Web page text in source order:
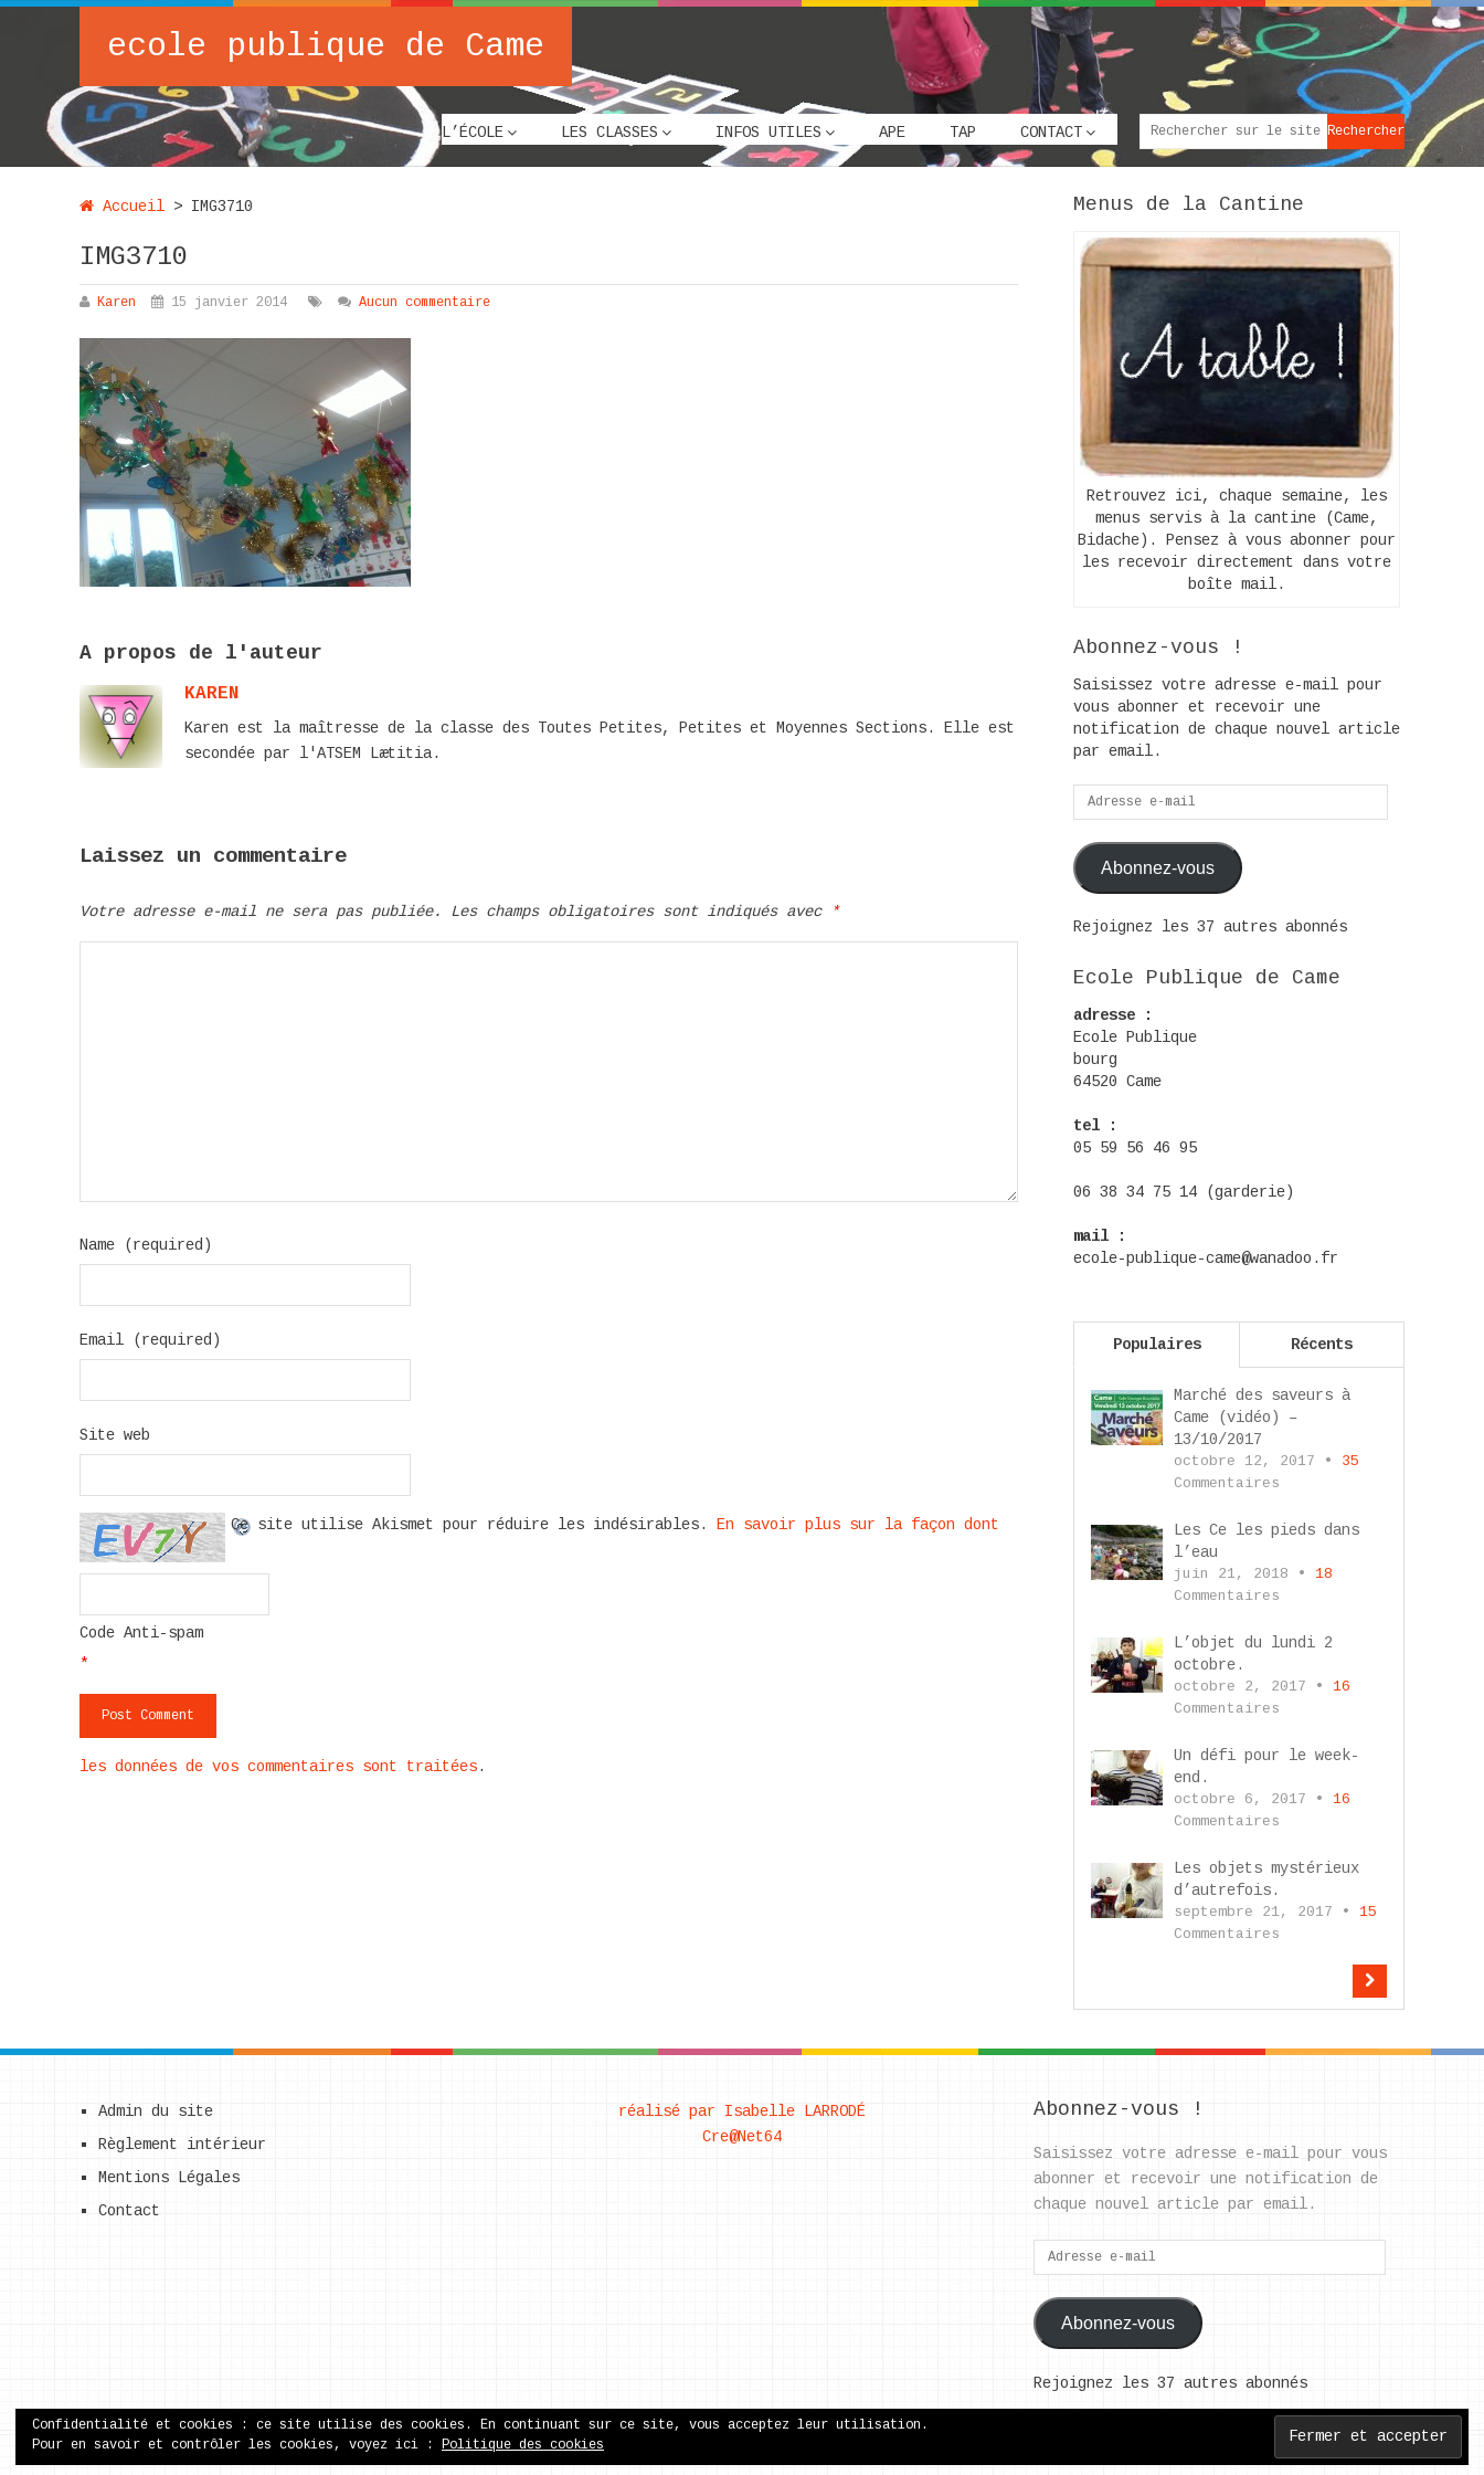
ecole publique de Came
L’ÉCOLE LES CLASSES INFOS UTILES APE TAP CONTACT
Accueil > IMG3710
IMG3710
Karen 15 janvier 2014 Aucun commentaire
A propos de l'auteur
KAREN
Karen est la maîtresse de la classe des Toutes Petites, Petites et Moyennes Sections. Elle est
secondée par l'ATSEM Lætitia.
Laissez un commentaire
Votre adresse e-mail ne sera pas publiée. Les champs obligatoires sont indiqués avec *
Name (required)
Email (required)
Site web
Code Anti-spam
*
Ce site utilise Akismet pour réduire les indésirables. En savoir plus sur la façon dont
les données de vos commentaires sont traitées.
Menus de la Cantine
Retrouvez ici, chaque semaine, les
menus servis à la cantine (Came,
Bidache). Pensez à vous abonner pour
les recevoir directement dans votre
boîte mail.
Abonnez-vous !
Saisissez votre adresse e-mail pour
vous abonner et recevoir une
notification de chaque nouvel article
par email.
Adresse
e-
mail
Abonnez-vous
Rejoignez les 37 autres abonnés
Ecole Publique de Came
adresse :
Ecole Publique
bourg
64520 Came
tel :
05 59 56 46 95
06 38 34 75 14 (garderie)
mail :
ecole-publique-came@wanadoo.fr
Populaires Récents
Marché des saveurs à
Came (vidéo) –
13/10/2017
octobre 12, 2017 • 35
Commentaires
Les Ce les pieds dans
l’eau
juin 21, 2018 • 18
Commentaires
L’objet du lundi 2
octobre.
octobre 2, 2017 • 16
Commentaires
Un défi pour le week-
end.
octobre 6, 2017 • 16
Commentaires
Les objets mystérieux
d’autrefois.
septembre 21, 2017 • 15
Commentaires
Admin du site
Règlement intérieur
Mentions Légales
Contact
réalisé par Isabelle LARRODÉ
Cre@Net64
Abonnez-vous !
Saisissez votre adresse e-mail pour vous
abonner et recevoir une notification de
chaque nouvel article par email.
Adresse
e-
mail
Abonnez-vous
Rejoignez les 37 autres abonnés
Copyright © 2026. Back to Top
Confidentialité et cookies : ce site utilise des cookies. En continuant sur ce site, vous acceptez leur utilisation.
Pour en savoir et contrôler les cookies, voyez ici : Politique des cookies